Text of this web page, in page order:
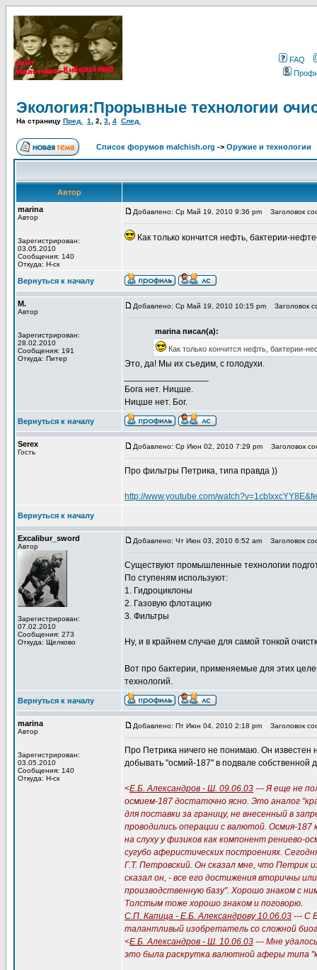
FAQ
Экология:Прорывные технологии
На страницу Пред. 1 2 3 4 След.
Список форумов malchish.org -> Оружие и технологии
Автор
marina
Автор
Зарегистрирован:
03.05.2010
Сообщения: 140
Откуда: Н-ск
Добавлено: Ср Май 19, 2010 9:36 pm Заголовок
Как только кончится нефть, бактерии-
Вернуться к началу
М.
Автор
Зарегистрирован:
28.02.2010
Сообщения: 191
Откуда: Питер
Добавлено: Ср Май 19, 2010 10:15 pm Заголовок
marina писал(а):
Как только кончится нефть, бактерии-
Это, да! Мы их съедим, с голодухи.
Бога нет. Ницше.
Ницше нет. Бог.
Вернуться к началу
Serex
Гость
Добавлено: Ср Июн 02, 2010 7:29 pm Заголовок
Про фильтры Петрика, типа правда ))
http://www.youtube.com/
Вернуться к началу
Excalibur_sword
Автор
Зарегистрирован:
07.02.2010
Сообщения: 273
Откуда: Щелково
Добавлено: Чт Июн 03, 2010 6:52 am Заголовок
Существуют промышленные технологии
По ступеням используют:
1. Гидроциклоны
2. Газовую флотацию
3. Фильтры
Ну, и в крайнем случае для самой тонкой
Вот про бактерии, применяемые для этих
технологий.
Вернуться к началу
marina
Автор
Зарегистрирован:
03.05.2010
Сообщения: 140
Откуда: Н-ск
Добавлено: Пт Июн 04, 2010 2:18 pm Заголовок
Про Петрика ничего не понимаю. Он известен
добывать "осмий-187" в подвале собственной
<Е.Б. Александров - Ш. 09.06.03 --- Я еще не
осмием-187 достаточно ясно. Это аналог
для поставки за границу, не внесенный в
проводились операции с валютой. Осмия-
на слуху у физиков как компонент рениево-
сугубо аферистических построениях.
Г.Т. Петровский. Он сказал мне, что Петрик
сказал он, - все его достижения вторичны
производственную базу". Хорошо знаком с
Толстым тоже хорошо знаком и поговорю.
С.П. Капица - Е.Б. Александрову 10.06.03 --- С
талантливый изобретатель со сложной
<Е.Б. Александров - Ш. 10.06.03 --- Мне
это была раскрутка валютной аферы типа